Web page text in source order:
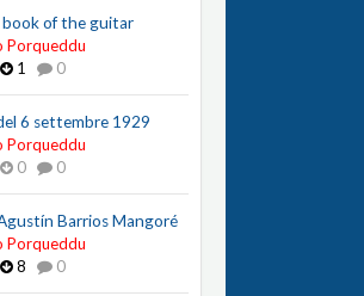
book of the guitar
Porqueddu
1
0
6 settembre 1929
Porqueddu
0
0
Barrios Mangoré
Porqueddu
8
0